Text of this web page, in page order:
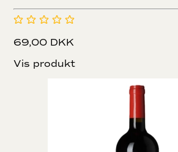
69,00 DKK
Vis produkt